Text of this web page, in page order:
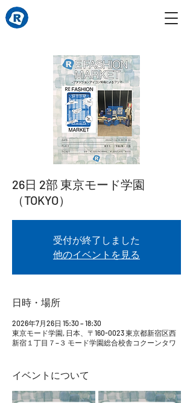
26日 2部 東京モード学園
（TOKYO）
受付が終了しました
他のイベントを見る
日時・場所
2026年7月26日 15:30 – 18:30
東京モード学園, 日本、〒160-0023 東京都新宿区西
新宿１丁目７−３ モード学園総合校舎コクーンタワ
イベントについて